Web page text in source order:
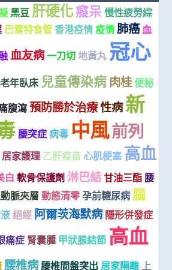
黑豆 肝硬化癡呆 慢性疲勞綜
巴雷特食管 香港疫情 疫情 肺癌血
血友病一刀切 地黃丸 冠心
年臥床 兒童傳染病肉桂便秘
腹瀉 預防勝於治療性病新
腰突症 病毒 中風前列
居家護理 乙肝疫苗 心肌梗塞 高血
白 軟骨保護劑 淋巴結 甘油三酯 腰
脈夾層 動態清零 孕前糖尿病 腦
絕經 阿爾茨海默病 隱形併發症
痛症 腎囊腫 甲狀腺結節 高血
腰椎病腰椎間盤突出 居家隔離 上